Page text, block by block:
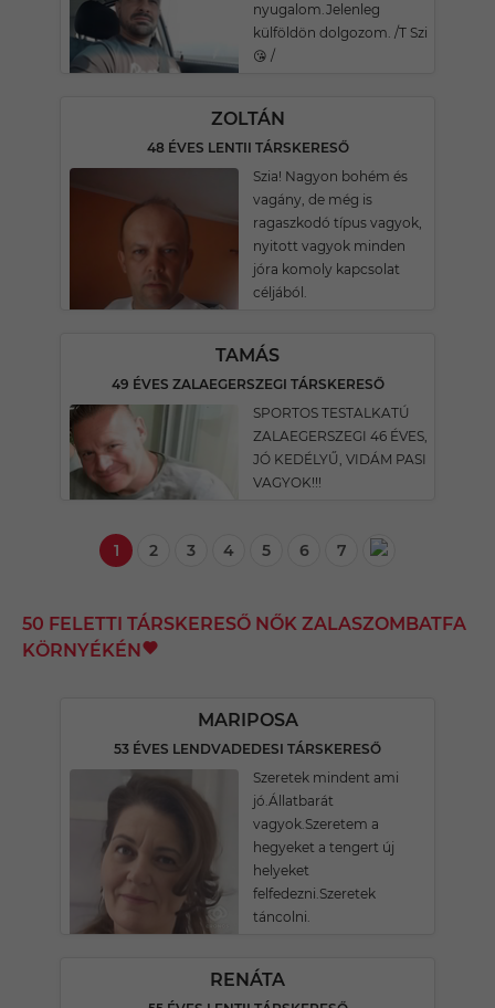
nyugalom.Jelenleg
külföldön dolgozom. /T Szi
😘 /
ZOLTÁN
48 ÉVES LENTII TÁRSKERESŐ
Szia! Nagyon bohém és
vagány, de még is
ragaszkodó típus vagyok,
nyitott vagyok minden
jóra komoly kapcsolat
céljából.
TAMÁS
49 ÉVES ZALAEGERSZEGI TÁRSKERESŐ
SPORTOS TESTALKATÚ
ZALAEGERSZEGI 46 ÉVES,
JÓ KEDÉLYŰ, VIDÁM PASI
VAGYOK!!!
1 2 3 4 5 6 7
50 FELETTI TÁRSKERESŐ NŐK ZALASZOMBATFA
KÖRNYÉKÉN
MARIPOSA
53 ÉVES LENDVADEDESI TÁRSKERESŐ
Szeretek mindent ami
jó.Állatbarát
vagyok.Szeretem a
hegyeket a tengert új
helyeket
felfedezni.Szeretek
táncolni.
RENÁTA